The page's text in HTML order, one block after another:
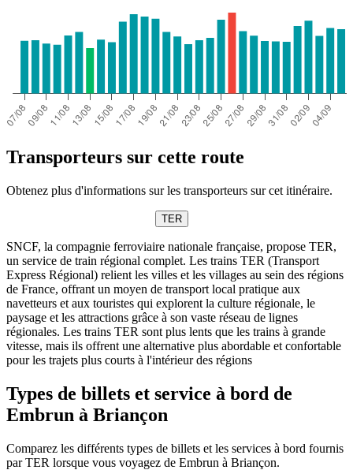
Transporteurs sur cette route
Obtenez plus d'informations sur les transporteurs sur cet itinéraire.
TER
SNCF, la compagnie ferroviaire nationale française, propose TER,
un service de train régional complet. Les trains TER (Transport
Express Régional) relient les villes et les villages au sein des régions
de France, offrant un moyen de transport local pratique aux
navetteurs et aux touristes qui explorent la culture régionale, le
paysage et les attractions grâce à son vaste réseau de lignes
régionales. Les trains TER sont plus lents que les trains à grande
vitesse, mais ils offrent une alternative plus abordable et confortable
pour les trajets plus courts à l'intérieur des régions
Types de billets et service à bord de
Embrun à Briançon
Comparez les différents types de billets et les services à bord fournis
par TER lorsque vous voyagez de Embrun à Briançon.